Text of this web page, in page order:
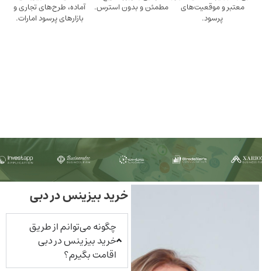
مطمئن و بدون استرس.
آماده، طرح‌های تجاری و
بازارهای پرسود امارات.
خرید بیزینس در دبی
چگونه می‌توانم از طریق
خرید بیزینس در دبی
اقامت بگیرم؟